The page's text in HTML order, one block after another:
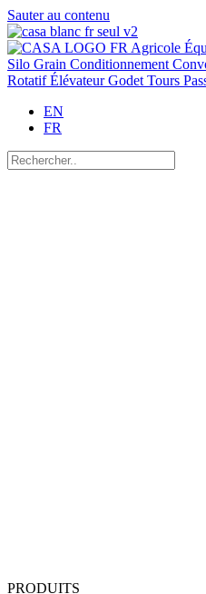
Sauter au contenu
EN
FR
PRODUITS